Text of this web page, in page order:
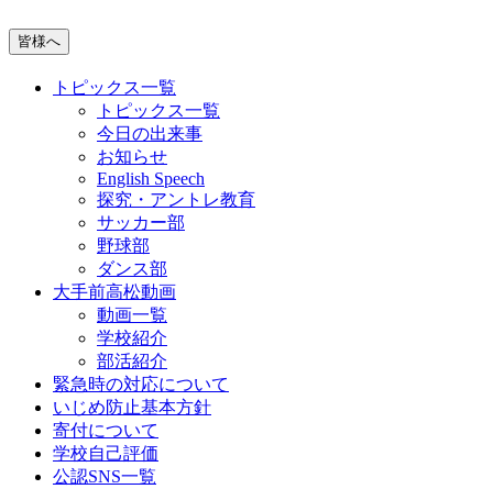
皆様へ
トピックス一覧
トピックス一覧
今日の出来事
お知らせ
English Speech
探究・アントレ教育
サッカー部
野球部
ダンス部
大手前高松動画
動画一覧
学校紹介
部活紹介
緊急時の対応について
いじめ防止基本方針
寄付について
学校自己評価
公認SNS一覧